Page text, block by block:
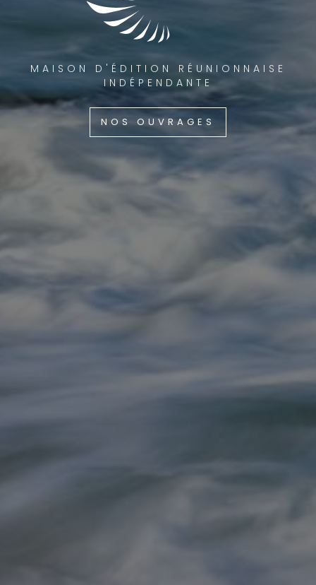
MAISON D'ÉDITION RÉUNIONNAISE
INDÉPENDANTE
NOS OUVRAGES